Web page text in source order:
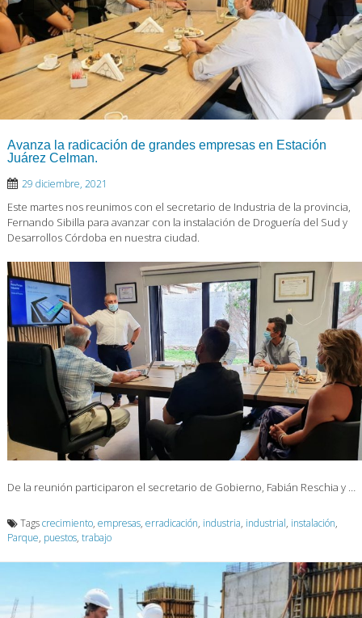
Avanza la radicación de grandes empresas en Estación
Juárez Celman.
29 diciembre, 2021
Este martes nos reunimos con el secretario de Industria de la provincia,
Fernando Sibilla para avanzar con la instalación de Droguería del Sud y
Desarrollos Córdoba en nuestra ciudad.
De la reunión participaron el secretario de Gobierno, Fabián Reschia y …
Tagscrecimiento, empresas, erradicación, industria, industrial, instalación,
Parque, puestos, trabajo